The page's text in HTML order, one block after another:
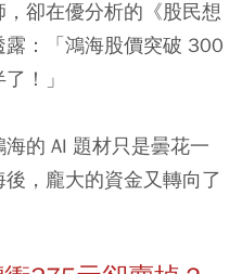
卻在優分析的《股民想
：
「鴻海股價突破 300
！」
的 AI 題材只是曇花一
，龐大的資金又轉向了